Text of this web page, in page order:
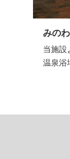
みの
当施設
温泉浴